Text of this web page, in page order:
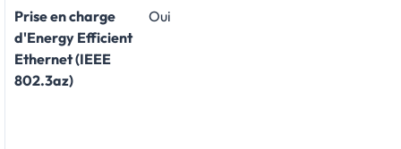
Prise en charge
d'Energy Efficient
Ethernet (IEEE
802.3az)
Oui